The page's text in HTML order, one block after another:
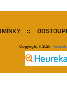
::
Copyright © 2026